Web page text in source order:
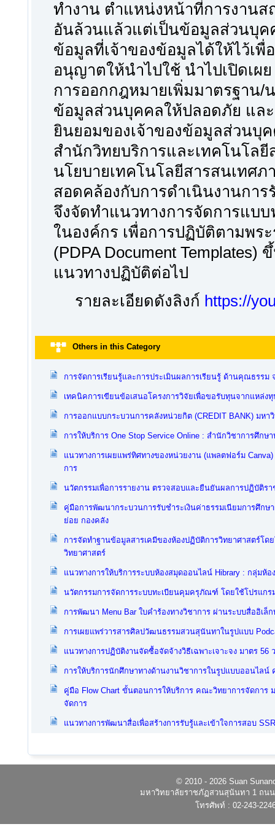
ทำงาน ตำแหน่งหน้าที่การงาน
อันล้วนแล้วแต่เป็นข้อมูลส่วนบุค
ข้อมูลที่เจ้าของข้อมูลได้ให้ไว้เพื่
อนุญาตให้นำไปใช้ นำไปเปิดเผ
การออกกฎหมายเพิ่มมาตรฐาน/
ข้อมูลส่วนบุคคลให้ปลอดภัย แล
ยินยอมของเจ้าของข้อมูลส่วนบุ
สำนักวิทยบริการและเทคโนโล
นโยบายเทคโนโลยีสารสนเทศ
สอดคล้องกับการดำเนินงานกา
จึงจัดทำแนวทางการจัดการแบ
ในองค์กร เพื่อการปฏิบัติตามพ
(PDPA Document Templates)
แนวทางปฏิบัติต่อไป
รายละเอียดดังลิงก์ https://
Others in this Category
การจัดการเรียนรู้และการประเมินผลการเรียนรู้ ด้านคุณธรรม
เทคนิคการเขียนข้อเสนอโครงการวิจัยเพื่อขอรับทุนจากแหล่
การออกแบบกระบวนการคลังหน่วยกิต (CREDIT BANK) มห
การให้บริการ One Stop Service Online : สำนักวิชาการศึกษา
แนวทางการเผยแพร่ทิศทางของหน่วยงาน (แพลตฟอร์ม
การ
นวัตกรรมเพื่อการรายงาน ตรวจสอบและยืนยันผลการปฏิบัติร
คู่มือการพัฒนากระบวนการรับชำระเงินค่าธรรมเนียมการศึก
ย่อย กองคลัง
การจัดทำฐานข้อมูลสารเคมีของห้องปฏิบัติการวิทยาศาสตร์โด
วิทยาศาสตร์
แนวทางการให้บริการระบบห้องสมุดออนไลน์ Hibrary : กลุ่มห้อ
นวัตกรรมการจัดการระบบทะเบียนคุมครุภัณฑ์ โดยใช้โปรแกร
การพัฒนา Menu Bar ใบคำร้องทางวิชาการ ผ่านระบบสื่ออิเล็
การเผยแพร่วารสารศิลปวัฒนธรรมสวนสุนันทาในรูปแบบ
แนวทางการปฏิบัติงานจัดซื้อจัดจ้างวิธีเฉพาะเจาะจง มาตร
การให้บริการนักศึกษาทางด้านงานวิชาการในรูปแบบออนไล
คู่มือ Flow Chart ขั้นตอนการให้บริการ คณะวิทยาการจัดกา
จัดการ
แนวทางการพัฒนาสื่อเพื่อสร้างการรับรู้และเข้าใจการสอบ
© 2010 - 2026 Suan
มหาวิทยาลัยราชภัฏสวนสุนันทา 1 ถนน
โทรศัพท์ : 02-243-